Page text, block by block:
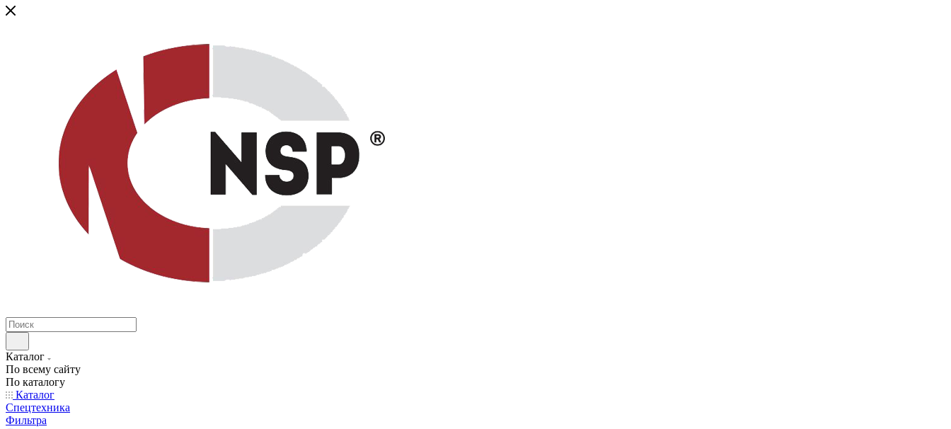
Каталог
По всему сайту
По каталогу
Каталог
Спецтехника
Фильтра